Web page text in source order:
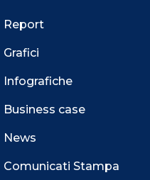
Report
Grafici
Infografiche
Business case
News
Comunicati Stampa